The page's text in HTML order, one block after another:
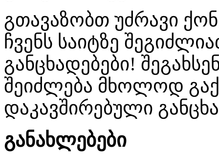
გთავაზობთ უძრავი
ჩვენს საიტზე
განცხადებები!
შეიძლება მხოლოდ
დაკავშირებული
განახლებები